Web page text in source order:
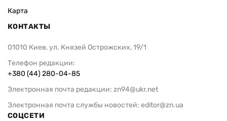
Карта
КОНТАКТЫ
01010 Киев, ул. Князей Острожских, 19/1
Телефон редакции:
+380 (44) 280-04-85
Электронная почта редакции: zn94@ukr.net
Электронная почта службы новостей: editor@zn.ua
СОЦСЕТИ